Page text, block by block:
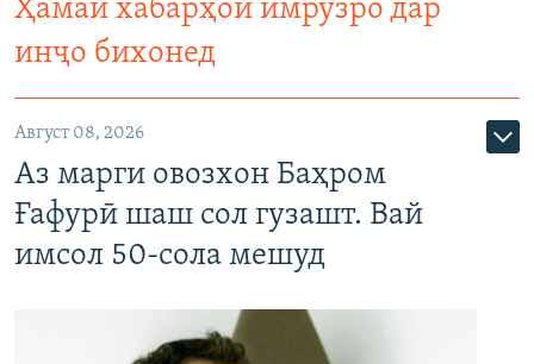
Ҳамаи хабарҳои имрӯзро дар
инҷо бихонед
Август 08, 2026
Аз марги овозхон Баҳром
Ғафурӣ шаш сол гузашт. Вай
имсол 50-сола мешуд